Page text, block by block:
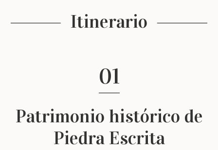
Itinerario
01
Patrimonio histórico de
Piedra Escrita